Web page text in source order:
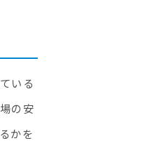
いる
の安
かを